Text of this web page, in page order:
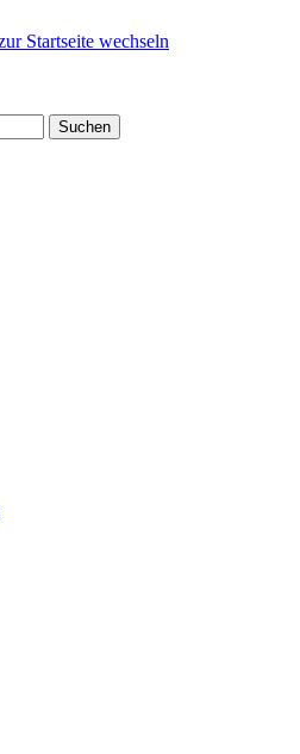
Suchen